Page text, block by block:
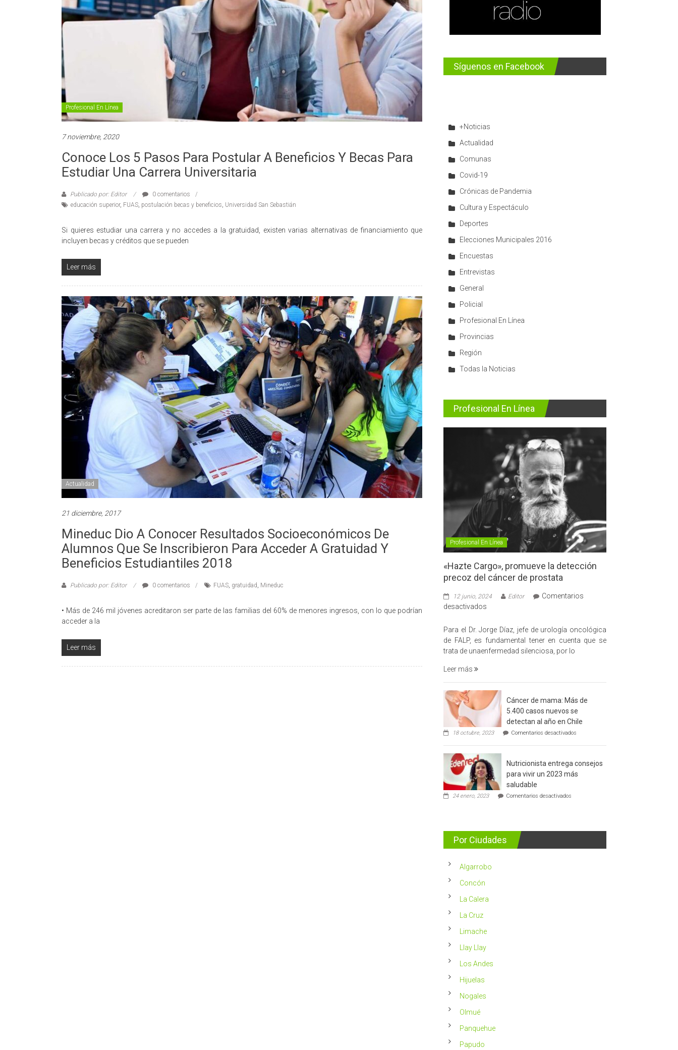
Profesional En Línea
7 noviembre, 2020
Conoce Los 5 Pasos Para Postular A Beneficios Y Becas Para
Estudiar Una Carrera Universitaria
Publicado por: Editor
0 comentarios
educación superior, FUAS, postulación becas y beneficios, Universidad San Sebastián
Si quieres estudiar una carrera y no accedes a la gratuidad, existen varias alternativas de financiamiento que
incluyen becas y créditos que se pueden
Leer más
Actualidad
21 diciembre, 2017
Mineduc Dio A Conocer Resultados Socioeconómicos De
Alumnos Que Se Inscribieron Para Acceder A Gratuidad Y
Beneficios Estudiantiles 2018
Publicado por: Editor 0 comentarios FUAS, gratuidad, Mineduc
• Más de 246 mil jóvenes acreditaron ser parte de las familias del 60% de menores ingresos, con lo que podrían
acceder a la
Leer más
Síguenos en Facebook
+Noticias
Actualidad
Comunas
Covid-19
Crónicas de Pandemia
Cultura y Espectáculo
Deportes
Elecciones Municipales 2016
Encuestas
Entrevistas
General
Policial
Profesional En Línea
Provincias
Región
Todas la Noticias
Profesional En Línea
Profesional En Línea
«Hazte Cargo», promueve la detección
precoz del cáncer de prostata
12 junio, 2024 Editor
Comentarios
desactivados
Cargo»,
promueve
la
del
cáncer
de
prostata
Para el Dr. Jorge Díaz, jefe de urología oncológica
de FALP, es fundamental tener en cuenta que se
trata de unaenfermedad silenciosa, por lo
Leer más
Cáncer de mama: Más de
5.400 casos nuevos se
detectan al año en Chile
18 octubre, 2023 Comentarios desactivados
de
Más
Nutricionista entrega consejos
para vivir un 2023 más
saludable
24 enero, 2023 Comentarios desactivados
2023
Por Ciudades
Algarrobo
Concón
La Calera
La Cruz
Limache
Llay Llay
Los Andes
Hijuelas
Nogales
Olmué
Panquehue
Papudo